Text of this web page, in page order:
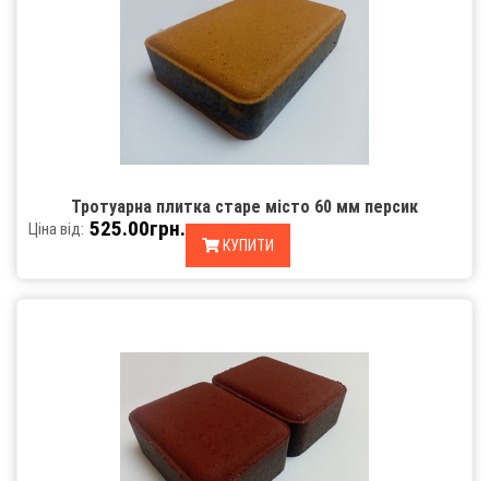
Тротуарна плитка старе місто 60 мм персик
Ціна від: 525.00грн.
КУПИТИ